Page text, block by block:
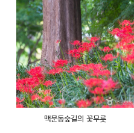
맥문동숲길의 꽃무릇